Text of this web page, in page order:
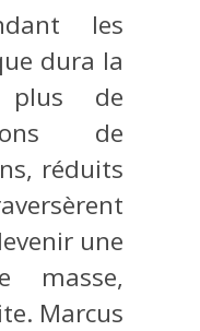
les
dura la
plus de
de
réduits
une
masse,
Marcus